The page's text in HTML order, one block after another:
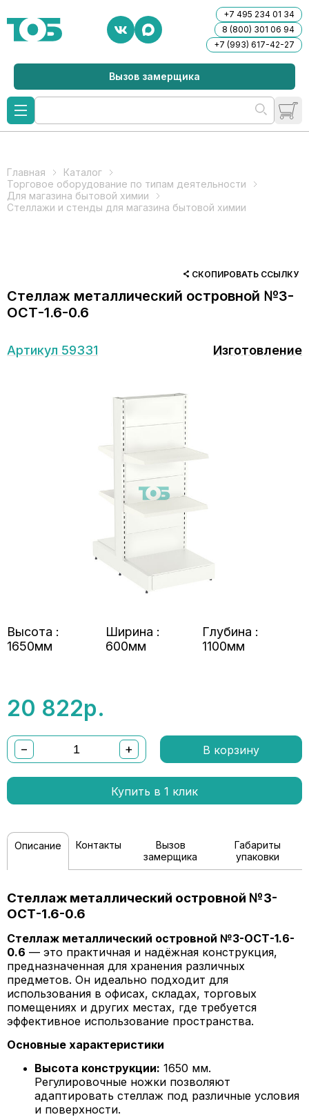
+7 495 234 01 34
8 (800) 301 06 94
+7 (993) 617-42-27
Вызов замерщика
Главная
Каталог
Торговое оборудование по типам деятельности
Для магазина бытовой химии
Стеллажи и стенды для магазина бытовой химии
СКОПИРОВАТЬ ССЫЛКУ
Стеллаж металлический островной №3-
ОСТ-1.6-0.6
Артикул 59331 Изготовление
Высота :
1650мм
Ширина :
600мм
Глубина :
1100мм
20 822р.
− + В корзину
Купить в 1 клик
Описание Контакты
Вызов
замерщика
Габариты
упаковки
Стеллаж металлический островной №3-
ОСТ-1.6-0.6
Стеллаж металлический островной №3-ОСТ-1.6-
0.6 — это практичная и надёжная конструкция,
предназначенная для хранения различных
предметов. Он идеально подходит для
использования в офисах, складах, торговых
помещениях и других местах, где требуется
эффективное использование пространства.
Основные характеристики
Высота конструкции: 1650 мм.
Регулировочные ножки позволяют
адаптировать стеллаж под различные условия
и поверхности.